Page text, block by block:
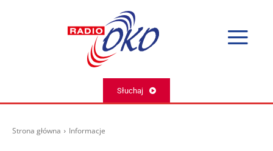
Słuchaj
Strona główna Informacje